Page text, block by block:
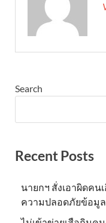
Search
Recent Posts
นายกฯ สั่งเอาผิดค
ความปลอดภัยข้อมูล